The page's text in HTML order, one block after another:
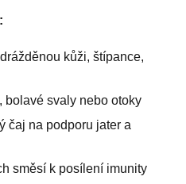
kůži, štípance,
bolavé svaly nebo otoky
čaj na podporu jater a
směsí k posílení imunity